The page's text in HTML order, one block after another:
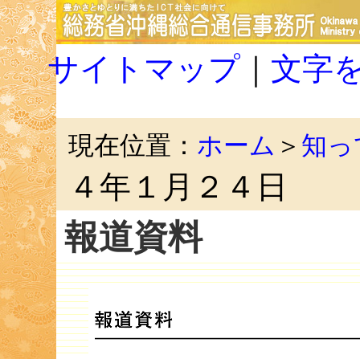
サイトマップ 文字
現在位置： ホーム ＞ 知
４年１月２４日
報道資料